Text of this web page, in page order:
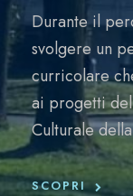
Durante il
svolgere un
curricolare
ai progetti
Culturale
SCOPRI